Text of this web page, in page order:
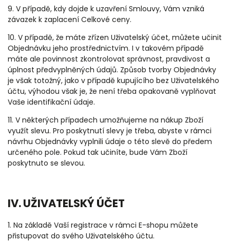
9. V případě, kdy dojde k uzavření Smlouvy, Vám vzniká
závazek k zaplacení Celkové ceny.
10. V případě, že máte zřízen Uživatelský účet, můžete učinit
Objednávku jeho prostřednictvím. I v takovém případě
máte ale povinnost zkontrolovat správnost, pravdivost a
úplnost předvyplněných údajů. Způsob tvorby Objednávky
je však totožný, jako v případě kupujícího bez Uživatelského
účtu, výhodou však je, že není třeba opakovaně vyplňovat
Vaše identifikační údaje.
11. V některých případech umožňujeme na nákup Zboží
využít slevu. Pro poskytnutí slevy je třeba, abyste v rámci
návrhu Objednávky vyplnili údaje o této slevě do předem
určeného pole. Pokud tak učiníte, bude Vám Zboží
poskytnuto se slevou.
IV. UŽIVATELSKÝ ÚČET
1. Na základě Vaší registrace v rámci E-shopu můžete
přistupovat do svého Uživatelského účtu.